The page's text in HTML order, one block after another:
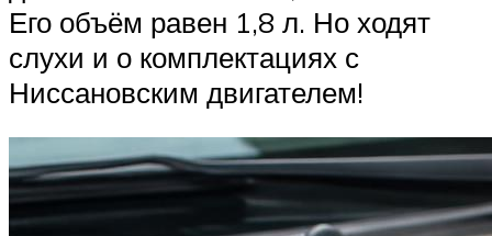
Его объём равен 1,8 л. Но ходят
слухи и о комплектациях с
Ниссановским двигателем!